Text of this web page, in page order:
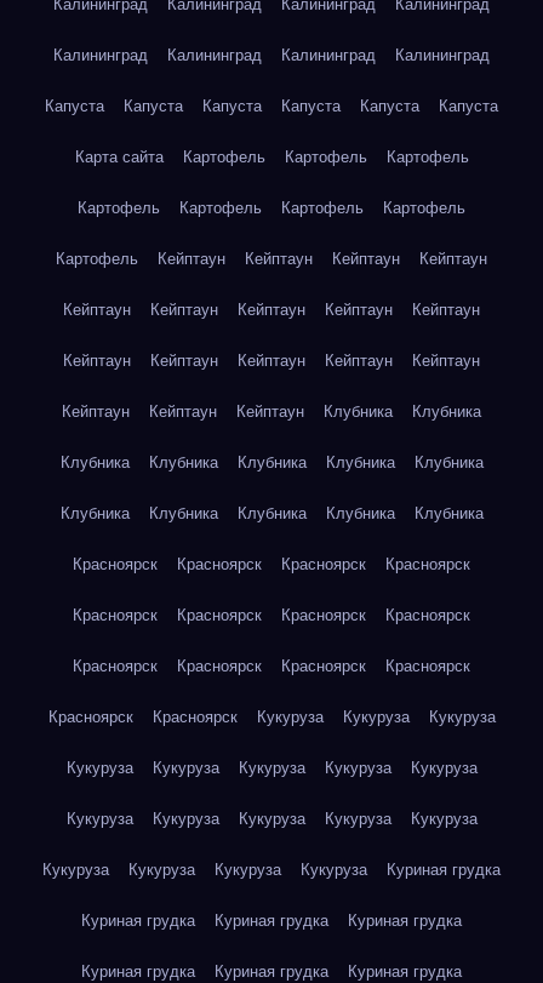
Калининград Калининград Калининград Калининград
Калининград Калининград Калининград Калининград
Капуста Капуста Капуста Капуста Капуста Капуста
Карта сайта Картофель Картофель Картофель
Картофель Картофель Картофель Картофель
Картофель Кейптаун Кейптаун Кейптаун Кейптаун
Кейптаун Кейптаун Кейптаун Кейптаун Кейптаун
Кейптаун Кейптаун Кейптаун Кейптаун Кейптаун
Кейптаун Кейптаун Кейптаун Клубника Клубника
Клубника Клубника Клубника Клубника Клубника
Клубника Клубника Клубника Клубника Клубника
Красноярск Красноярск Красноярск Красноярск
Красноярск Красноярск Красноярск Красноярск
Красноярск Красноярск Красноярск Красноярск
Красноярск Красноярск Кукуруза Кукуруза Кукуруза
Кукуруза Кукуруза Кукуруза Кукуруза Кукуруза
Кукуруза Кукуруза Кукуруза Кукуруза Кукуруза
Кукуруза Кукуруза Кукуруза Кукуруза Куриная грудка
Куриная грудка Куриная грудка Куриная грудка
Куриная грудка Куриная грудка Куриная грудка